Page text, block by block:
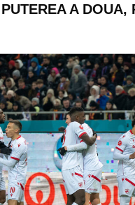
A DOUA,